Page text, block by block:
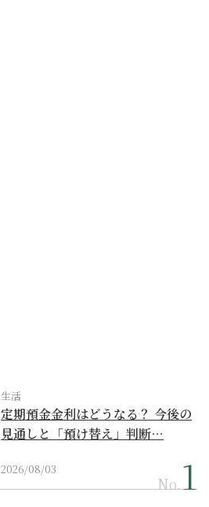
生活
定期預金金利はどうなる？ 今後の
見通しと「預け替え」判断…
2026/08/03
No.